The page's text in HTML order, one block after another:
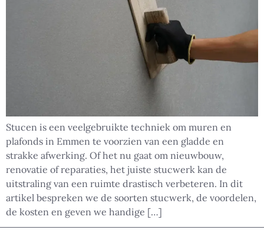
Stucen is een veelgebruikte techniek om muren en
plafonds in Emmen te voorzien van een gladde en
strakke afwerking. Of het nu gaat om nieuwbouw,
renovatie of reparaties, het juiste stucwerk kan de
uitstraling van een ruimte drastisch verbeteren. In dit
artikel bespreken we de soorten stucwerk, de voordelen,
de kosten en geven we handige […]